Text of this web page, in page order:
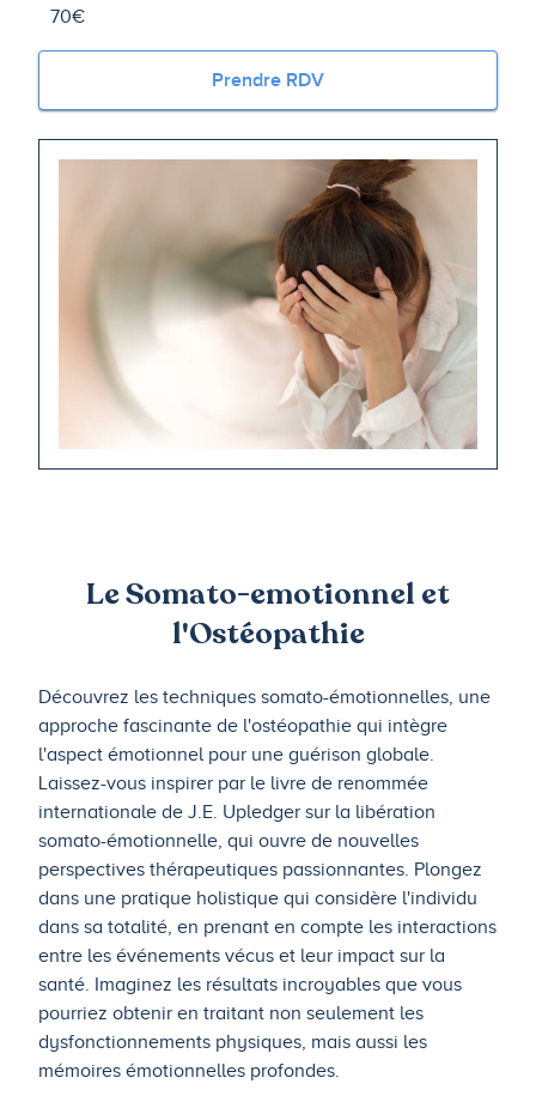
70€
Prendre RDV
Le Somato-emotionnel et
l'Ostéopathie
Découvrez les techniques somato-émotionnelles, une
approche fascinante de l'ostéopathie qui intègre
l'aspect émotionnel pour une guérison globale.
Laissez-vous inspirer par le livre de renommée
internationale de J.E. Upledger sur la libération
somato-émotionnelle, qui ouvre de nouvelles
perspectives thérapeutiques passionnantes. Plongez
dans une pratique holistique qui considère l'individu
dans sa totalité, en prenant en compte les interactions
entre les événements vécus et leur impact sur la
santé. Imaginez les résultats incroyables que vous
pourriez obtenir en traitant non seulement les
dysfonctionnements physiques, mais aussi les
mémoires émotionnelles profondes.